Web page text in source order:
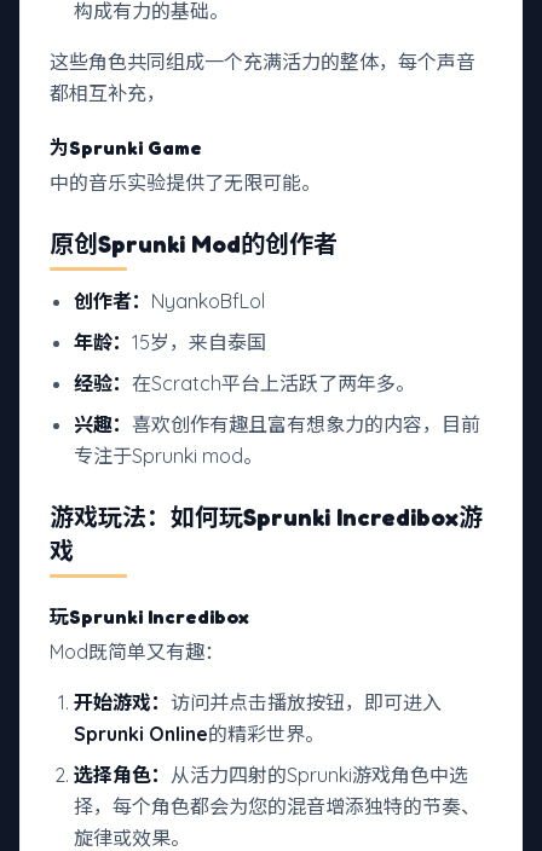
构成有力的基础。
这些角色共同组成一个充满活力的整体，每个声音
都相互补充，
为Sprunki Game
中的音乐实验提供了无限可能。
原创Sprunki Mod的创作者
创作者： NyankoBfLol
年龄： 15岁，来自泰国
经验： 在Scratch平台上活跃了两年多。
兴趣： 喜欢创作有趣且富有想象力的内容，目前
专注于Sprunki mod。
游戏玩法：如何玩Sprunki Incredibox游
戏
玩Sprunki Incredibox
Mod既简单又有趣：
开始游戏： 访问并点击播放按钮，即可进入
Sprunki Online的精彩世界。
选择角色： 从活力四射的Sprunki游戏角色中选
择，每个角色都会为您的混音增添独特的节奏、
旋律或效果。